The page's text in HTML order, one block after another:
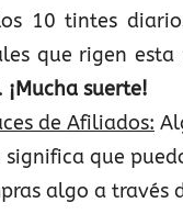
10 tintes
que rigen
¡Mucha suerte!
de Afiliados:
significa que
algo a través